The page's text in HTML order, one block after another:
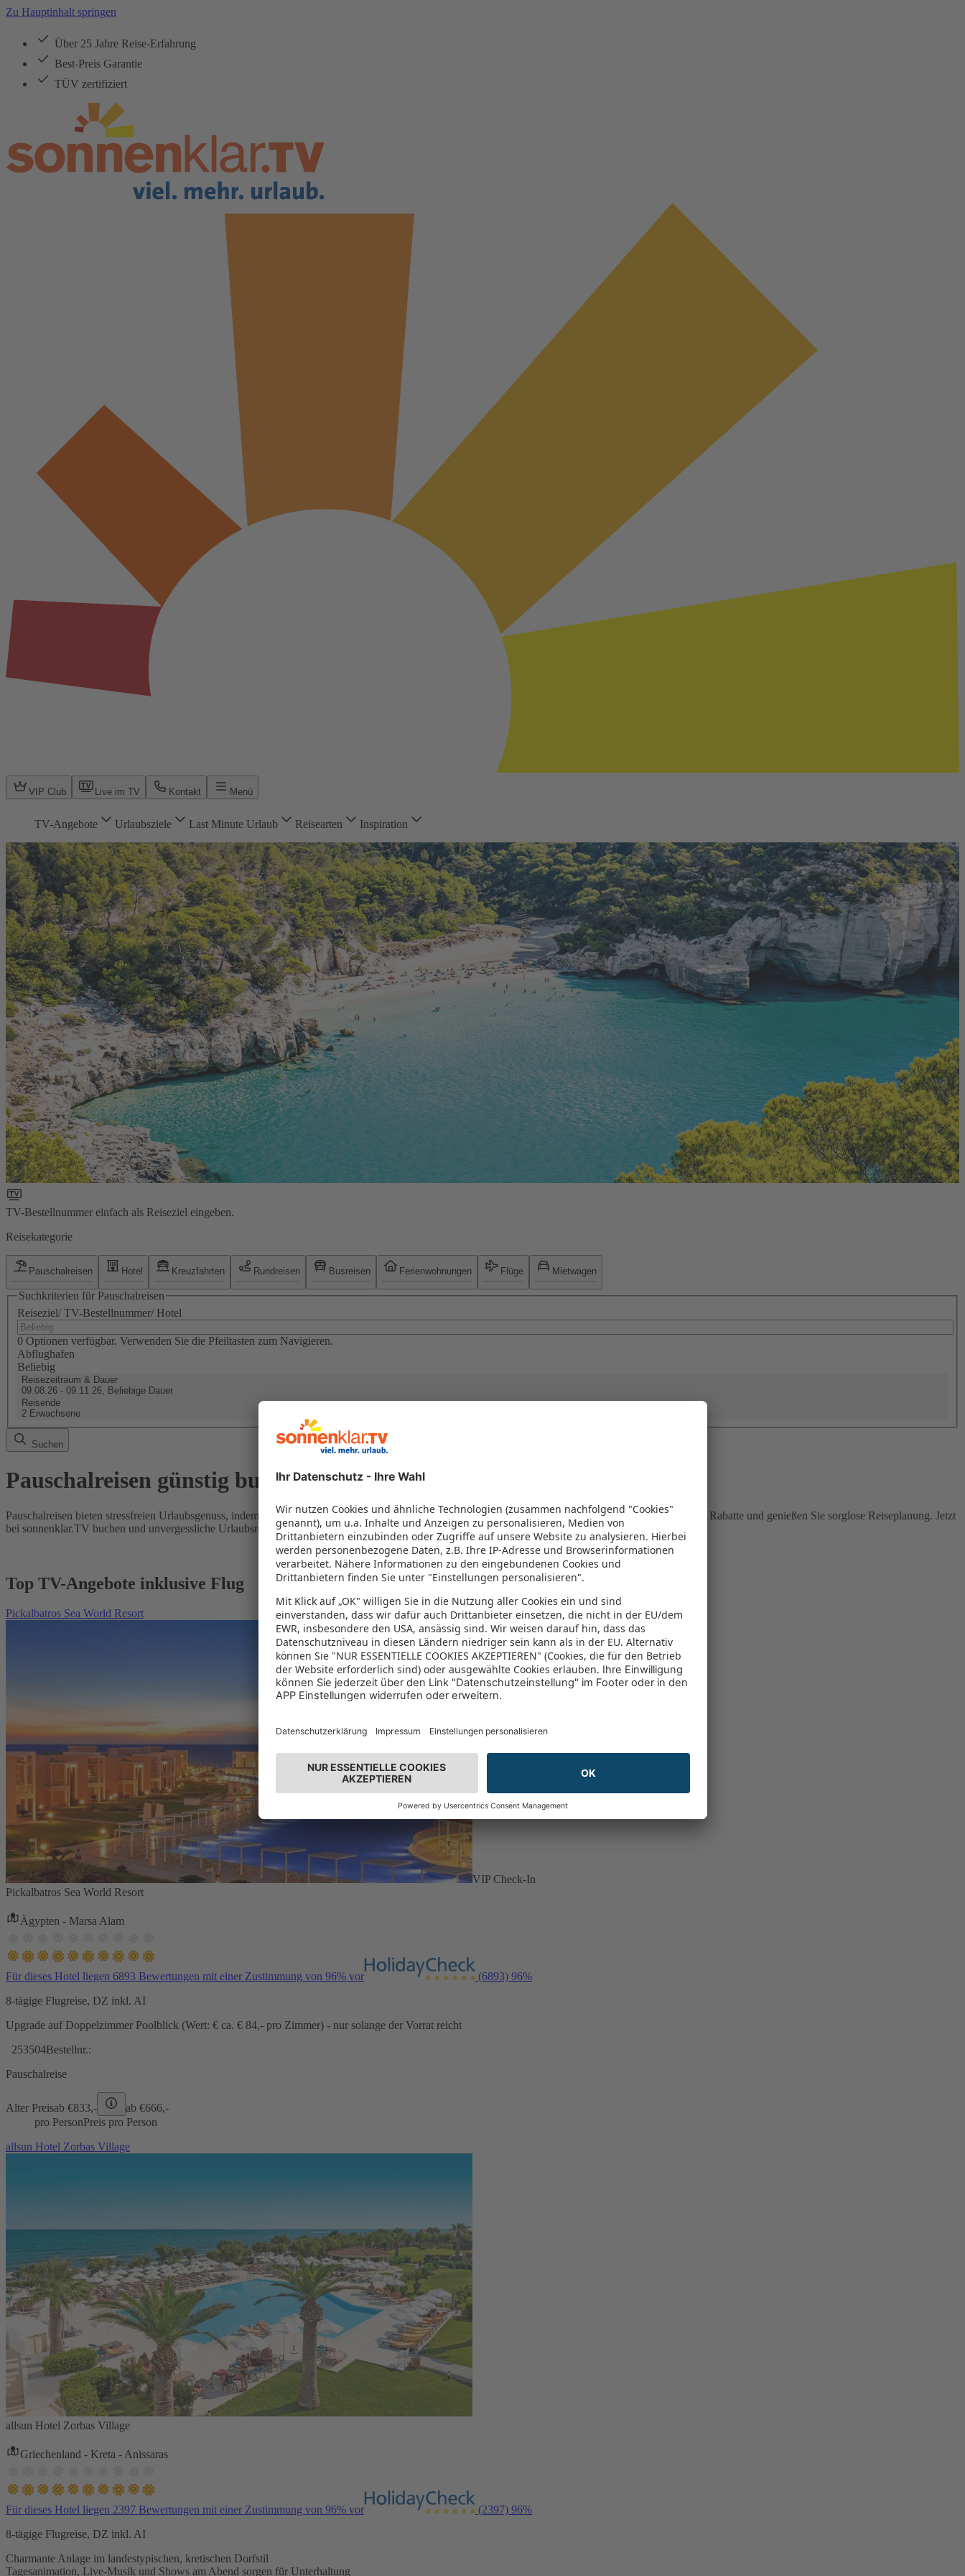
Zu Hauptinhalt springen
Über 25 Jahre Reise-Erfahrung
Best-Preis Garantie
TÜV zertifiziert
VIP Club Live im TV Kontakt Menü
TV-Angebote Urlaubsziele Last Minute Urlaub Reisearten Inspiration
TV-Bestellnummer einfach als Reiseziel eingeben.
Reisekategorie
Pauschalreisen Hotel Kreuzfahrten Rundreisen Busreisen Ferienwohnungen Flüge Mietwagen
Suchkriterien für Pauschalreisen
Reiseziel/ TV-Bestellnummer/ Hotel
0 Optionen verfügbar. Verwenden Sie die Pfeiltasten zum Navigieren.
Abflughafen
Beliebig
Reisezeitraum & Dauer
09.08.26 - 09.11.26, Beliebige Dauer
Reisende
2 Erwachsene
Suchen
Pauschalreisen günstig buchen
Pauschalreisen bieten stressfreien Urlaubsgenuss, indem Flug und Hotel in einem Paket kombiniert werden – das spart Zeit und Geld. Nutzen Sie attraktive Rabatte und genießen Sie sorglose Reiseplanung. Jetzt
bei sonnenklar.TV buchen und unvergessliche Urlaubsmomente erleben!
Top TV-Angebote inklusive Flug
Pickalbatros Sea World Resort
VIP Check-In
Pickalbatros Sea World Resort
Ägypten - Marsa Alam
Für dieses Hotel liegen 6893 Bewertungen mit einer Zustimmung von 96% vor (6893) 96%
8-tägige Flugreise, DZ inkl. AI
Upgrade auf Doppelzimmer Poolblick (Wert: € ca. € 84,- pro Zimmer) - nur solange der Vorrat reicht
253504Bestellnr.:
Pauschalreise
Alter Preisab €833,- ab €666,-
pro PersonPreis pro Person
allsun Hotel Zorbas Village
allsun Hotel Zorbas Village
Griechenland - Kreta - Anissaras
Für dieses Hotel liegen 2397 Bewertungen mit einer Zustimmung von 96% vor (2397) 96%
8-tägige Flugreise, DZ inkl. AI
Charmante Anlage im landestypischen, kretischen Dorfstil
Tagesanimation, Live-Musik und Shows am Abend sorgen für Unterhaltung